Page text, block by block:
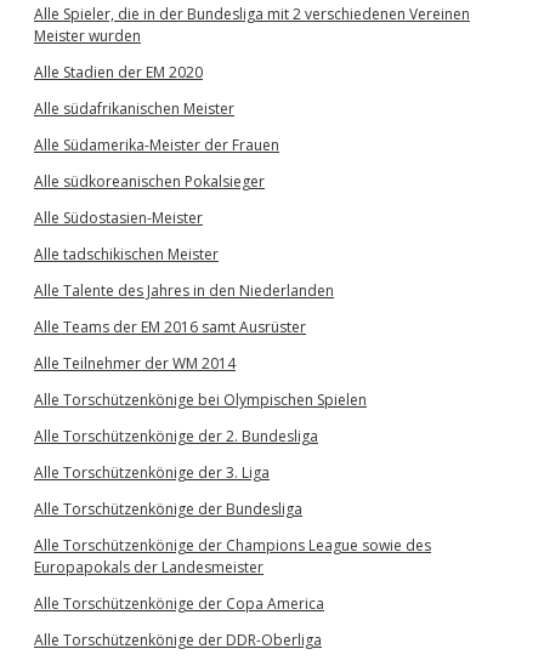
Alle Spieler, die in der Bundesliga mit 2 verschiedenen Vereinen
Meister wurden
Alle Stadien der EM 2020
Alle südafrikanischen Meister
Alle Südamerika-Meister der Frauen
Alle südkoreanischen Pokalsieger
Alle Südostasien-Meister
Alle tadschikischen Meister
Alle Talente des Jahres in den Niederlanden
Alle Teams der EM 2016 samt Ausrüster
Alle Teilnehmer der WM 2014
Alle Torschützenkönige bei Olympischen Spielen
Alle Torschützenkönige der 2. Bundesliga
Alle Torschützenkönige der 3. Liga
Alle Torschützenkönige der Bundesliga
Alle Torschützenkönige der Champions League sowie des
Europapokals der Landesmeister
Alle Torschützenkönige der Copa America
Alle Torschützenkönige der DDR-Oberliga